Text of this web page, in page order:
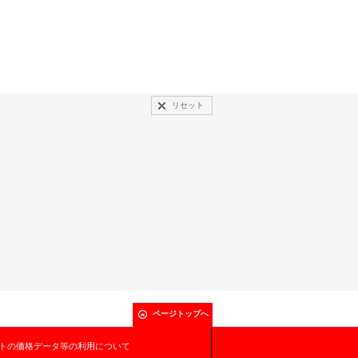
リセット
ページトップへ
の価格データ等の利用について